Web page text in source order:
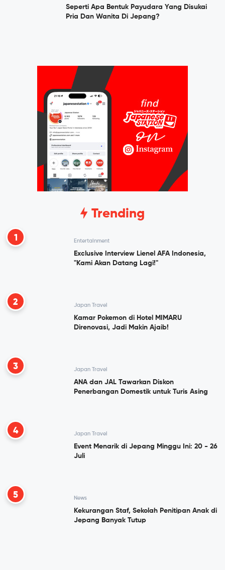
Seperti Apa Bentuk Payudara Yang Disukai
Pria Dan Wanita Di Jepang?
Trending
1 Entertainment
Exclusive Interview Lienel AFA Indonesia,
"Kami Akan Datang Lagi!"
2 Japan Travel
Kamar Pokemon di Hotel MIMARU
Direnovasi, Jadi Makin Ajaib!
3 Japan Travel
ANA dan JAL Tawarkan Diskon
Penerbangan Domestik untuk Turis Asing
4 Japan Travel
Event Menarik di Jepang Minggu Ini: 20 - 26
Juli
5 News
Kekurangan Staf, Sekolah Penitipan Anak di
Jepang Banyak Tutup